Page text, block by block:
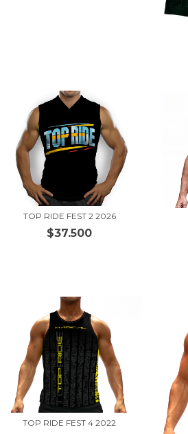
TOP RIDE FEST 2 2026
$37.500
TOP RIDE FEST 4 2022